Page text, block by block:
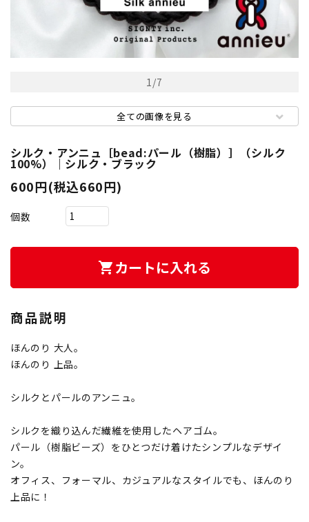
1/7
全ての画像を見る
シルク・アンニュ［bead:パール（樹脂）］（シルク
100%）｜シルク・ブラック
600円(税込660円)
個数
shopping_cart カートに入れる
商品説明
ほんのり 大人。
ほんのり 上品。
シルクとパールのアンニュ。
シルクを織り込んだ繊維を使用したヘアゴム。
パール（樹脂ビーズ）をひとつだけ着けたシンプルなデザイ
ン。
オフィス、フォーマル、カジュアルなスタイルでも、ほんのり
上品に！